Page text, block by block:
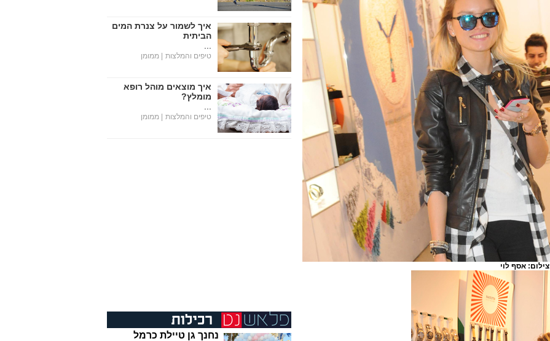
צילום: אסף לוי
איך לשמור על צנרת המים
הביתית
טיפים והמלצות | ממומן
איך מוצאים מוהל רופא
מומלץ?
טיפים והמלצות | ממומן
נחנך גן טיילת כרמל